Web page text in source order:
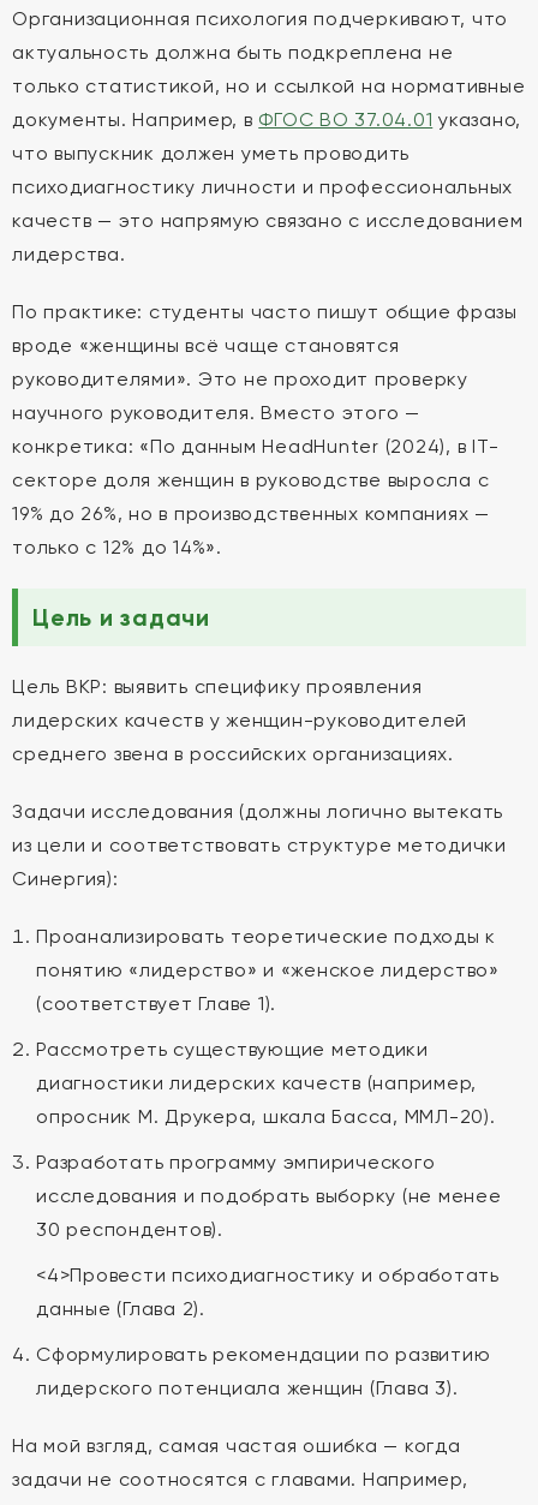
Организационная психология подчеркивают, что
актуальность должна быть подкреплена не
только статистикой, но и ссылкой на нормативные
документы. Например, в ФГОС ВО 37.04.01 указано,
что выпускник должен уметь проводить
психодиагностику личности и профессиональных
качеств — это напрямую связано с исследованием
лидерства.
По практике: студенты часто пишут общие фразы
вроде «женщины всё чаще становятся
руководителями». Это не проходит проверку
научного руководителя. Вместо этого —
конкретика: «По данным HeadHunter (2024), в IT-
секторе доля женщин в руководстве выросла с
19% до 26%, но в производственных компаниях —
только с 12% до 14%».
Цель и задачи
Цель ВКР: выявить специфику проявления
лидерских качеств у женщин-руководителей
среднего звена в российских организациях.
Задачи исследования (должны логично вытекать
из цели и соответствовать структуре методички
Синергия):
Проанализировать теоретические подходы к
понятию «лидерство» и «женское лидерство»
(соответствует Главе 1).
Рассмотреть существующие методики
диагностики лидерских качеств (например,
опросник М. Друкера, шкала Басса, ММЛ-20).
Разработать программу эмпирического
исследования и подобрать выборку (не менее
30 респондентов).
<4>Провести психодиагностику и обработать
данные (Глава 2).
Сформулировать рекомендации по развитию
лидерского потенциала женщин (Глава 3).
На мой взгляд, самая частая ошибка — когда
задачи не соотносятся с главами. Например,